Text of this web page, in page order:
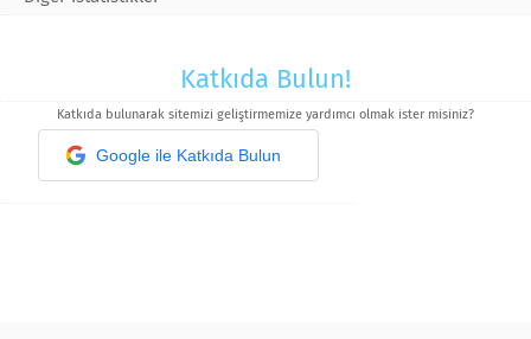
Katkıda Bulun!
Katkıda bulunarak sitemizi geliştirmemize yardımcı olmak ister misiniz?
Google ile Katkıda Bulun